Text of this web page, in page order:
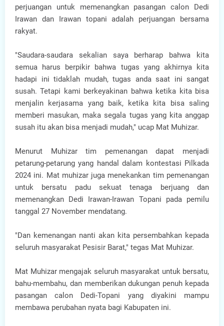
perjuangan untuk memenangkan pasangan calon Dedi
Irawan dan Irawan topani adalah perjuangan bersama
rakyat.
"Saudara-saudara sekalian saya berharap bahwa kita
semua harus berpikir bahwa tugas yang akhirnya kita
hadapi ini tidaklah mudah, tugas anda saat ini sangat
susah. Tetapi kami berkeyakinan bahwa ketika kita bisa
menjalin kerjasama yang baik, ketika kita bisa saling
memberi masukan, maka segala tugas yang kita anggap
susah itu akan bisa menjadi mudah," ucap Mat Muhizar.
Menurut Muhizar tim pemenangan dapat menjadi
petarung-petarung yang handal dalam kontestasi Pilkada
2024 ini. Mat muhizar juga menekankan tim pemenangan
untuk bersatu padu sekuat tenaga berjuang dan
memenangkan Dedi Irawan-Irawan Topani pada pemilu
tanggal 27 November mendatang.
"Dan kemenangan nanti akan kita persembahkan kepada
seluruh masyarakat Pesisir Barat," tegas Mat Muhizar.
Mat Muhizar mengajak seluruh masyarakat untuk bersatu,
bahu-membahu, dan memberikan dukungan penuh kepada
pasangan calon Dedi-Topani yang diyakini mampu
membawa perubahan nyata bagi Kabupaten ini.